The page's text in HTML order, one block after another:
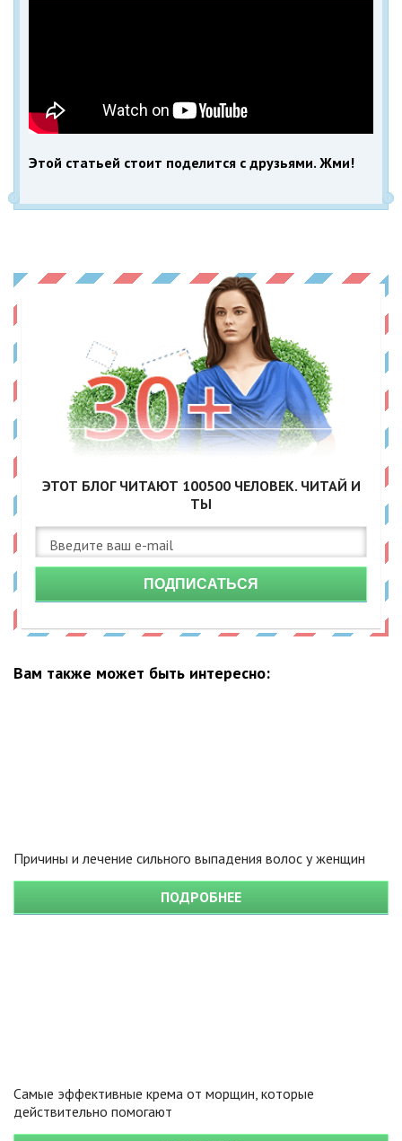
Этой статьей стоит поделится с друзьями. Жми!
ЭТОТ БЛОГ ЧИТАЮТ 100500ЧЕЛОВЕК. ЧИТАЙ И
ТЫ
ПОДПИСАТЬСЯ
Вам также может быть интересно:
Причины и лечение сильного выпадения волос у женщин
ПОДРОБНЕЕ
Самые эффективные крема от морщин, которые
действительно помогают